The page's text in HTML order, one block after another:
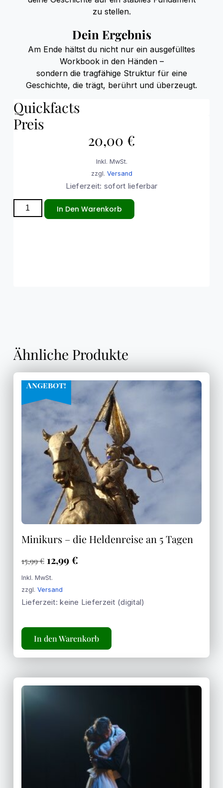
zu stellen.
Dein Ergebnis
Am Ende hältst du nicht nur ein ausgefülltes
Workbook in den Händen –
sondern die tragfähige Struktur für eine
Geschichte, die trägt, berührt und überzeugt.
Quickfacts
Preis
20,00 €
Inkl. MwSt.
zzgl. Versand
Lieferzeit: sofort lieferbar
In Den Warenkorb
Ähnliche Produkte
Angebot!
Minikurs – die Heldenreise an 5 Tagen
15,99€ 12,99€
Inkl. MwSt.
zzgl. Versand
Lieferzeit: keine Lieferzeit (digital)
In den Warenkorb